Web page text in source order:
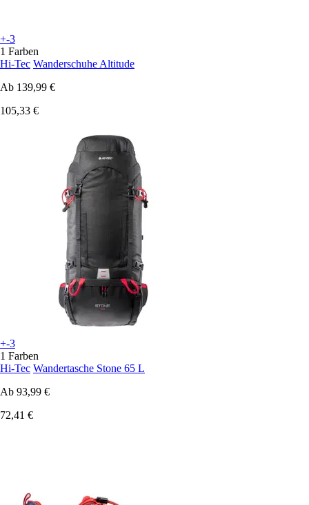
+-3
1 Farben
Hi-Tec Wanderschuhe Altitude
Ab 139,99 €
105,33 €
+-3
1 Farben
Hi-Tec Wandertasche Stone 65 L
Ab 93,99 €
72,41 €